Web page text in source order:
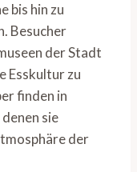
bis hin zu
Besucher
der Stadt
Esskultur zu
finden in
sie
der